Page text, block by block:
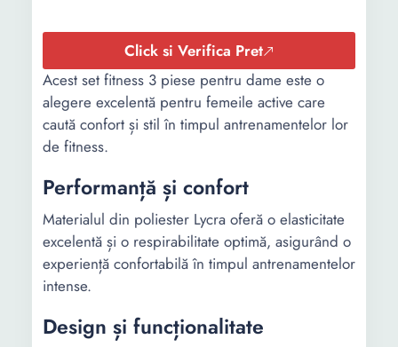
Click si Verifica Pret
Acest set fitness 3 piese pentru dame este o
alegere excelentă pentru femeile active care
caută confort și stil în timpul antrenamentelor lor
de fitness.
Performanță și confort
Materialul din poliester Lycra oferă o elasticitate
excelentă și o respirabilitate optimă, asigurând o
experiență confortabilă în timpul antrenamentelor
intense.
Design și funcționalitate